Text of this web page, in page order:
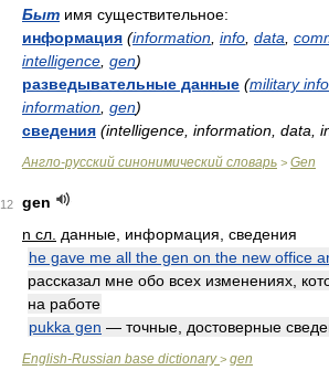
Быт имя существительное:
информация (information info data
intelligence gen)
разведывательные данные (military
information gen)
сведения (intelligence, information, data,
Англо-русский синонимический словарь > Gen
12
gen
n сл. данные, информация, сведения
he gave me all the gen on the new office
рассказал мне обо всех изменениях,
на работе
pukka gen — точные, достоверные
English-Russian base dictionary> gen